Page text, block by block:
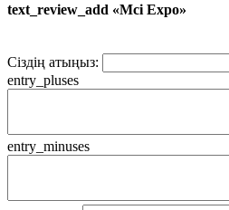
text_review_add «Mci Expo»
Сіздің атыңыз:
entry_pluses
entry_minuses